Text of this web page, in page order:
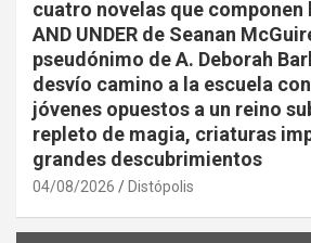
cuatro novelas que componen
AND UNDER de Seanan
pseudónimo de A. Deborah
desvío camino a la escuela
jóvenes opuestos a un reino
repleto de magia, criaturas
grandes descubrimientos
04/08/2026 Distópolis